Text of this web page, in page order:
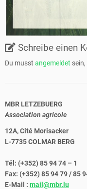
Schreibe einen
Du musst angemeldet
MBR LETZEBUERG
Association agricole
12A, Cité Morisacker
L-7735 COLMAR BERG
Tél: (+352) 85 94 74 – 1
Fax: (+352) 85 94 79 / 85
E-Mail : mail@mbr.lu